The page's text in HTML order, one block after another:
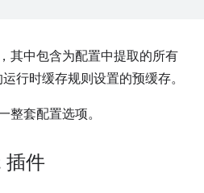
其中包含为配置中提取的所有
行时缓存规则设置的预缓存。
整套配置选项。
插件